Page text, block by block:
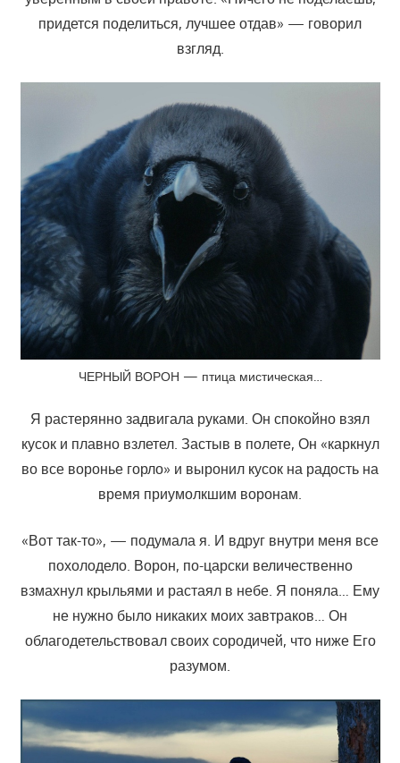
придется поделиться, лучшее отдав» — говорил
взгляд.
ЧЕРНЫЙ ВОРОН — птица мистическая…
Я растерянно задвигала руками. Он спокойно взял
кусок и плавно взлетел. Застыв в полете, Он «каркнул
во все воронье горло» и выронил кусок на радость на
время приумолкшим воронам.
«Вот так-то», — подумала я. И вдруг внутри меня все
похолодело. Ворон, по-царски величественно
взмахнул крыльями и растаял в небе. Я поняла… Ему
не нужно было никаких моих завтраков… Он
облагодетельствовал своих сородичей, что ниже Его
разумом.